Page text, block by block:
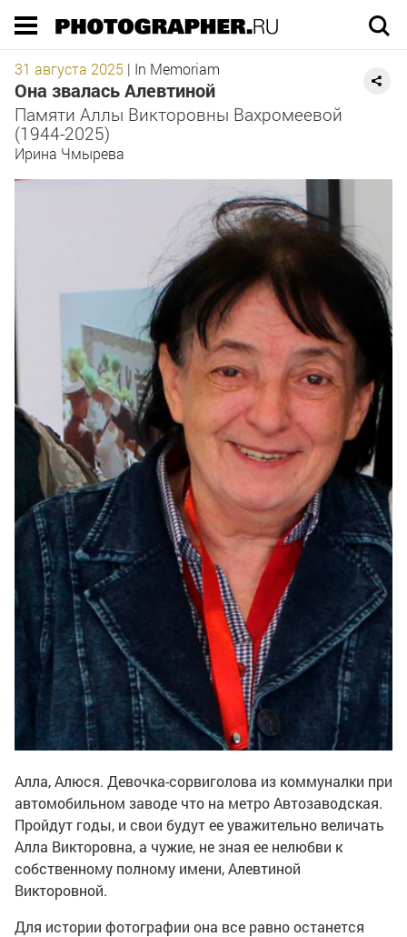
31 августа 2025 | In Memoriam
Она звалась Алевтиной
Памяти Аллы Викторовны Вахромеевой
(1944-2025)
Ирина Чмырева
Алла, Алюся. Девочка-сорвиголова из коммуналки при
автомобильном заводе что на метро Автозаводская.
Пройдут годы, и свои будут ее уважительно величать
Алла Викторовна, а чужие, не зная ее нелюбви к
собственному полному имени, Алевтиной
Викторовной.
Для истории фотографии она все равно останется